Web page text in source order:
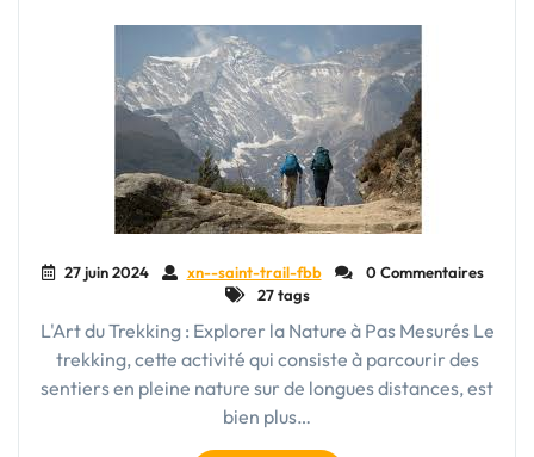
27 juin 2024 xn--saint-trail-fbb
0 Commentaires
27 tags
L'Art du Trekking : Explorer la Nature à Pas Mesurés Le
trekking, cette activité qui consiste à parcourir des
sentiers en pleine nature sur de longues distances, est
bien plus…